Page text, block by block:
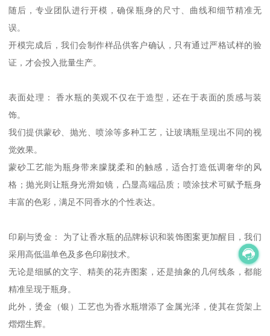
随后，专业团队进行开模，确保瓶身的尺寸、曲线和细节精准无
误。
开模完成后，我们会制作样品供客户确认，只有通过严格试样的验
证，才会投入批量生产。
表面处理： 香水瓶的美观不仅在于造型，还在于表面的质感与装
饰。
我们提供蒙砂、抛光、喷涂等多种工艺，让玻璃瓶呈现出不同的视
觉效果。
蒙砂工艺能为瓶身带来朦胧柔和的触感，适合打造低调奢华的风
格；抛光则让瓶身光滑如镜，凸显高端品质；喷涂技术可赋予瓶身
丰富的色彩，满足不同香水的个性表达。
印刷与烫金： 为了让香水瓶的品牌标识和装饰图案更加醒目，我们
采用高低温单色及多色印刷技术。
无论是细腻的文字、精美的花卉图案，还是抽象的几何线条，都能
精准呈现于瓶身。
此外，烫金（银）工艺也为香水瓶增添了金属光泽，使其在货架上
熠熠生辉。